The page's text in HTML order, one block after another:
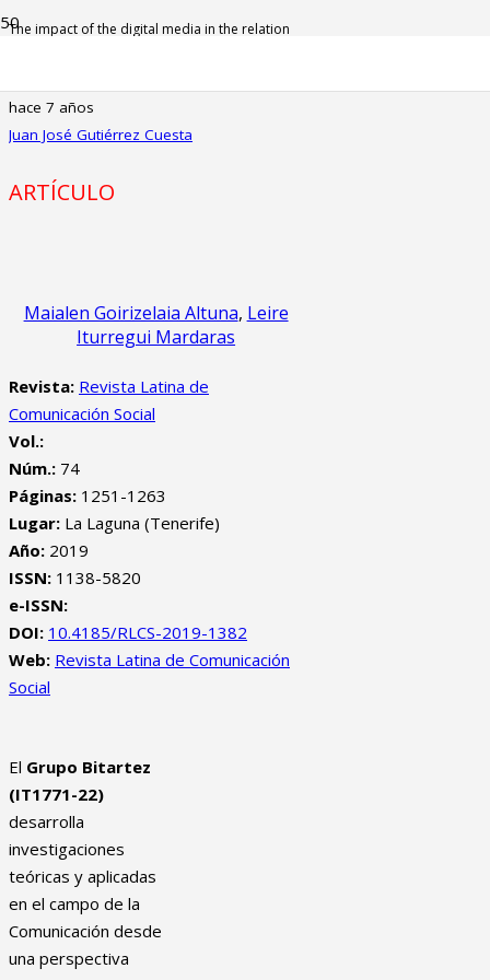
The impact of the digital media in the relation
hace 7 años
Juan José Gutiérrez Cuesta
ARTÍCULO
Maialen Goirizelaia Altuna, Leire
Iturregui Mardaras
Revista: Revista Latina de
Comunicación Social
Vol.:
Núm.: 74
Páginas: 1251-1263
Lugar: La Laguna (Tenerife)
Año: 2019
ISSN: 1138-5820
e-ISSN:
DOI: 10.4185/RLCS-2019-1382
Web: Revista Latina de Comunicación
Social
El Grupo Bitartez
(IT1771-22)
desarrolla
investigaciones
teóricas y aplicadas
en el campo de la
Comunicación desde
una perspectiva